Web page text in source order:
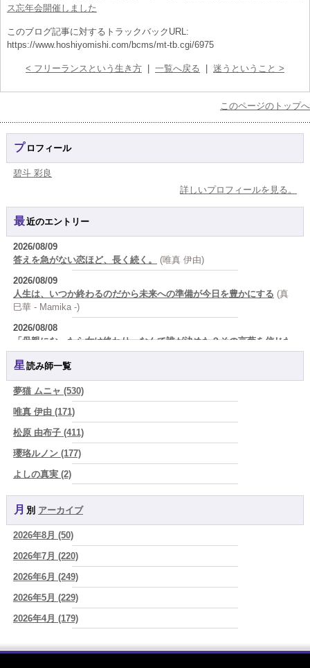
ス忘年会開催しました
このブログ記事に対するトラックバックURL:
https://www.hoshiyomishi.com/bcms/mt-tb.cgi/6975
< フリーランスという生き方 一覧へ戻る 迷うということ >
このページのトップへ
プロフィール
碧斗 彩良
詳しいプロフィールを見る。
最近のエントリー
2026/08/09
答えを急がない恋ほど、長く続く。
(唯真 伊由)
2026/08/09
人生は、いつか終わるのだから未来への準備が今日を豊かにする (真
巳華 - Mamika -)
2026/08/08
「母親になったら女は終わり』なんて誰が決めた？その言葉を信じた
瞬間から、あなたの人生は他人の脚本になっている」 (芽百マミム)
「人生が変わらない人には、ある共通点がある 裏切った人を許すので
はなく、自分を裏切り続けることをやめない人 (芽百マミム)
生きづらさと恋愛の悩みを繰り返すあなたへ
2026/08/08
真寿の開運Cooking 鮭が教えてくれた、"積み重ねた先にある豊か
(プラタ 真寿)
2026/08/07
『頑張って好かれる』を やめてみました。届いた 一通のメッセー
ジ。 (プラタ 真寿)
2026/08/07
2026年8月8日 甲寅――自分の軸を持ちながら、世界と対話する日
ぐり)
2026/08/07
新しいことに触れると、自分の中の回路がひらく｜好奇心を持ち続け
る楽しさ (美月マーシャ)
2026/08/07
星読み師一覧
夢猫 ムニャ (530)
唯真 伊由 (171)
松原 由布子 (411)
瓔珞ルノン (177)
よしの真実 (2)
YOSHIKI (58)
よみ (39)
一之森 陽柑 (26)
椰奈空 (64)
ワカリミ (1)
神楽峰ヴィスカ (10)
赤羽うさぎ (341)
月別 アーカイブ
2026年8月 (50)
2026年7月 (220)
2026年6月 (249)
2026年5月 (229)
2026年4月 (179)